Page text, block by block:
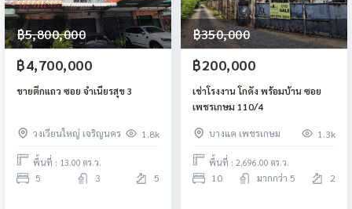
฿5,800,000
฿4,700,000
ขายตึกแถว ซอย จำเนียรสุข 3
วงเวียนใหญ่ เจริญนคร 1.8k
พื้นที่ : 13.00 ตร.ว.
5 3 5
฿350,000
฿200,000
เช่าโรงงาน โกดัง พร้อมบ้าน ซอย
เพชรเกษม 110/4
บางแค เพชรเกษม 1.3k
พื้นที่ : 2,696.00 ตร.ว.
10 มากกว่า 5 2